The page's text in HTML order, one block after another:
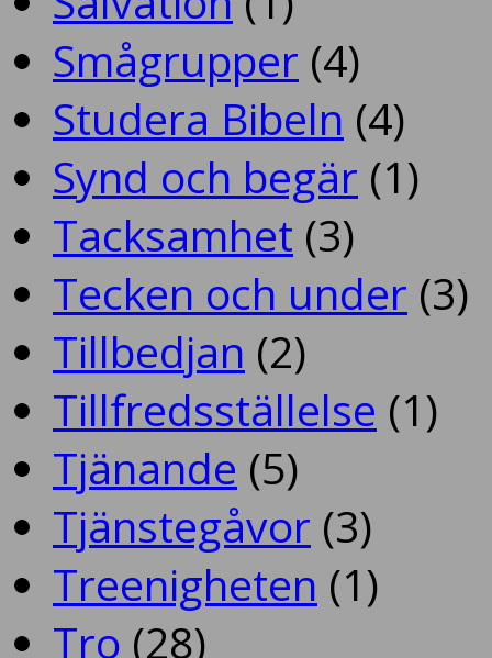
Smågrupper (4)
Studera Bibeln (4)
Synd och begär (1)
Tacksamhet (3)
Tecken och under (3)
Tillbedjan (2)
Tillfredsställelse (1)
Tjänande (5)
Tjänstegåvor (3)
Treenigheten (1)
Tro (28)